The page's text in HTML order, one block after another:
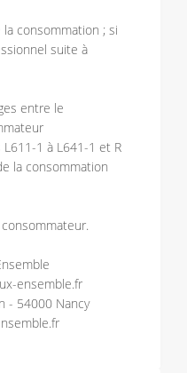
consommation ; si
suite à
entre le
1 à L641-1 et R
la consommation
ensemble.fr
- 54000 Nancy